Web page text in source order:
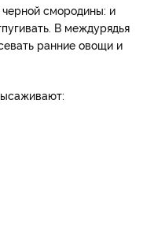
смородины: и
В междурядья
ранние овощи и